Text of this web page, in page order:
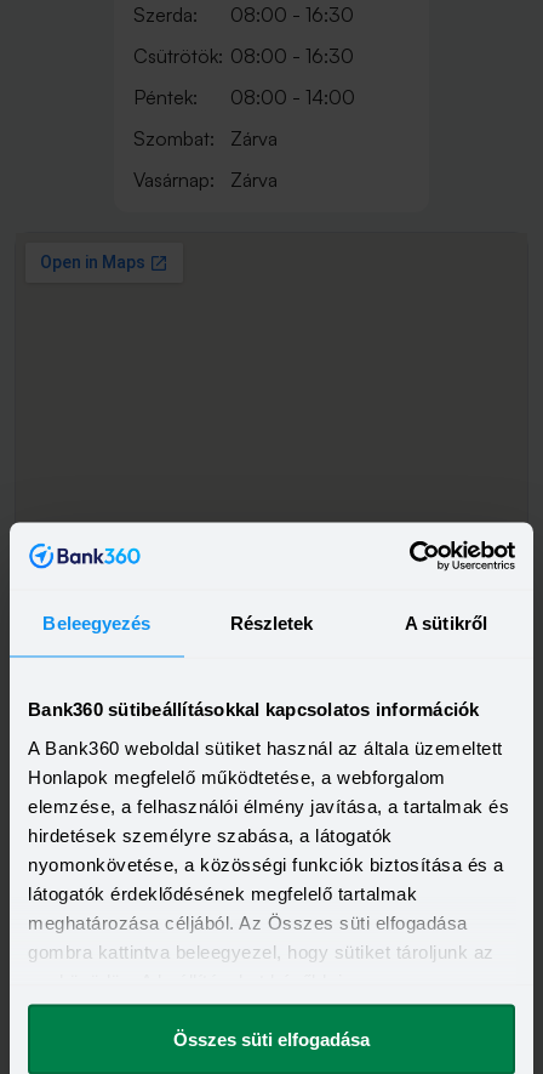
Beleegyezés Részletek A sütikről
Bank360 sütibeállításokkal kapcsolatos információk
A Bank360 weboldal sütiket használ az általa üzemeltett
Honlapok megfelelő működtetése, a webforgalom
elemzése, a felhasználói élmény javítása, a tartalmak és
hirdetések személyre szabása, a látogatók
nyomonkövetése, a közösségi funkciók biztosítása és a
látogatók érdeklődésének megfelelő tartalmak
meghatározása céljából. Az Összes süti elfogadása
gombra kattintva beleegyezel, hogy sütiket tároljunk az
megváltoztathatod.
Összes süti elfogadása
Szerda:
08:00 - 16:30
Csütrötök: 08:00 - 16:30
Péntek:
08:00 - 14:00
Szombat:
Zárva
Vasárnap:
Zárva
Értékelda Groupama-ot!